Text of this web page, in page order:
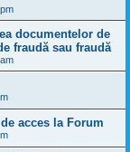
documentelor de
fraudă sau fraudă
acces la Forum